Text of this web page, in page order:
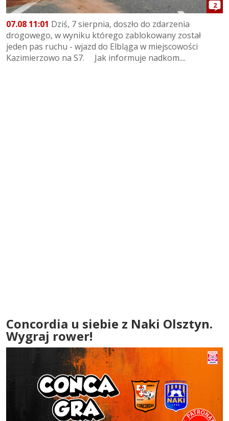
2
07.08 11:01 Dziś, 7 sierpnia, doszło do zdarzenia
drogowego, w wyniku którego zablokowany został
jeden pas ruchu - wjazd do Elbląga w miejscowości
Kazimierzowo na S7. Jak informuje nadkom....
Concordia u siebie z Naki Olsztyn.
Wygraj rower!